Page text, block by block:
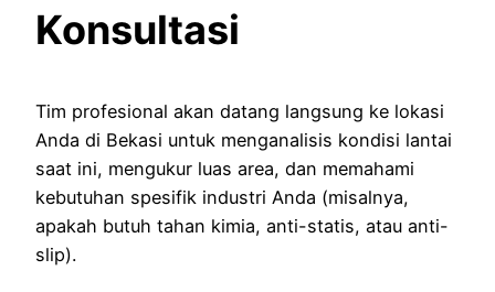
Konsultasi
Tim profesional akan datang langsung ke lokasi
Anda di Bekasi untuk menganalisis kondisi lantai
saat ini, mengukur luas area, dan memahami
kebutuhan spesifik industri Anda (misalnya,
apakah butuh tahan kimia, anti-statis, atau anti-
slip).